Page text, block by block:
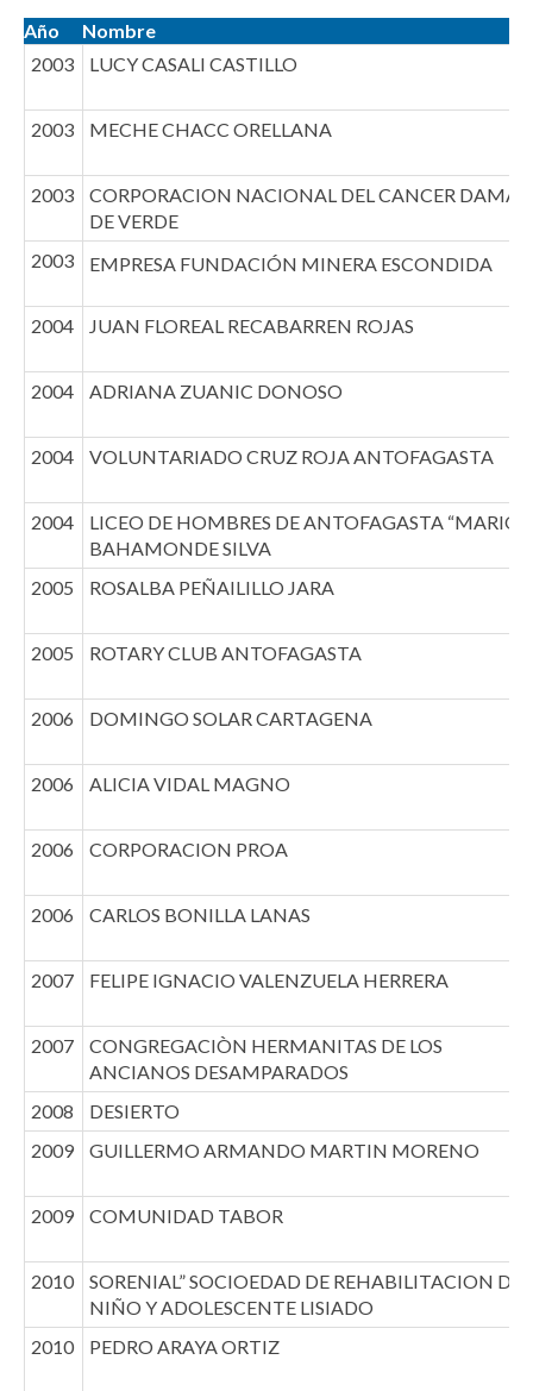
Año
Nombre
2003
LUCY CASALI CASTILLO
2003 MECHE CHACC ORELLANA
2003
CORPORACION NACIONAL DEL CANCER DAMAS
DE VERDE
2003
EMPRESA FUNDACIÓN MINERA ESCONDIDA
2004 JUAN FLOREAL RECABARREN ROJAS
2004 ADRIANA ZUANIC DONOSO
2004 VOLUNTARIADO CRUZ ROJA ANTOFAGASTA
2004
LICEO DE HOMBRES DE ANTOFAGASTA “MARIO
BAHAMONDE SILVA
2005
ROSALBA PEÑAILILLO JARA
2005 ROTARY CLUB ANTOFAGASTA
2006 DOMINGO SOLAR CARTAGENA
2006 ALICIA VIDAL MAGNO
2006 CORPORACION PROA
2006 CARLOS BONILLA LANAS
2007 FELIPE IGNACIO VALENZUELA HERRERA
2007
CONGREGACIÒN HERMANITAS DE LOS
ANCIANOS DESAMPARADOS
2008
DESIERTO
2009
GUILLERMO ARMANDO MARTIN MORENO
2009 COMUNIDAD TABOR
2010
SORENIAL” SOCIOEDAD DE REHABILITACION DEL
NIÑO Y ADOLESCENTE LISIADO
2010
PEDRO ARAYA ORTIZ